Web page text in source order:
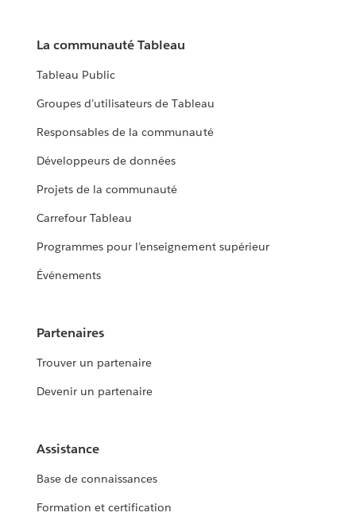
La communauté Tableau
Tableau Public
Groupes d’utilisateurs de Tableau
Responsables de la communauté
Développeurs de données
Projets de la communauté
Carrefour Tableau
Programmes pour l’enseignement supérieur
Événements
Partenaires
Trouver un partenaire
Devenir un partenaire
Assistance
Base de connaissances
Formation et certification